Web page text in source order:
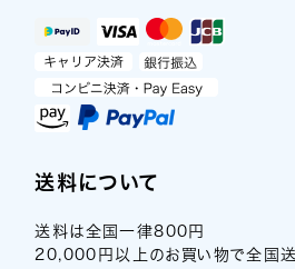
送料について
送料は全国一律800円
20,000円以上のお買い物で全国